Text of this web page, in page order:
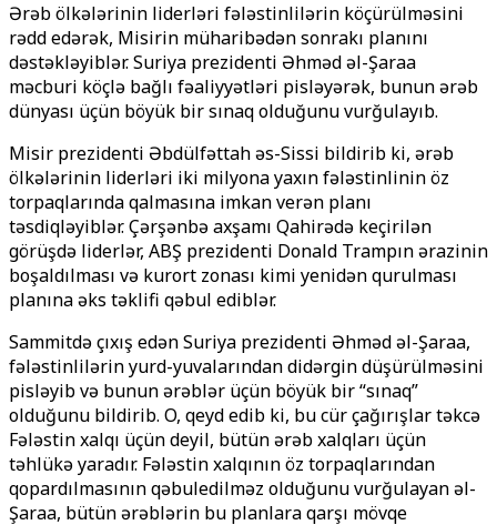
Ərəb ölkələrinin liderləri fələstinlilərin köçürülməsini
rədd edərək, Misirin müharibədən sonrakı planını
dəstəkləyiblər. Suriya prezidenti Əhməd əl-Şaraa
məcburi köçlə bağlı fəaliyyətləri pisləyərək, bunun ərəb
dünyası üçün böyük bir sınaq olduğunu vurğulayıb.
Misir prezidenti Əbdülfəttah əs-Sissi bildirib ki, ərəb
ölkələrinin liderləri iki milyona yaxın fələstinlinin öz
torpaqlarında qalmasına imkan verən planı
təsdiqləyiblər. Çərşənbə axşamı Qahirədə keçirilən
görüşdə liderlər, ABŞ prezidenti Donald Trampın ərazinin
boşaldılması və kurort zonası kimi yenidən qurulması
planına əks təklifi qəbul ediblər.
Sammitdə çıxış edən Suriya prezidenti Əhməd əl-Şaraa,
fələstinlilərin yurd-yuvalarından didərgin düşürülməsini
pisləyib və bunun ərəblər üçün böyük bir “sınaq”
olduğunu bildirib. O, qeyd edib ki, bu cür çağırışlar təkcə
Fələstin xalqı üçün deyil, bütün ərəb xalqları üçün
təhlükə yaradır. Fələstin xalqının öz torpaqlarından
qopardılmasının qəbuledilməz olduğunu vurğulayan əl-
Şaraa, bütün ərəblərin bu planlara qarşı mövqe